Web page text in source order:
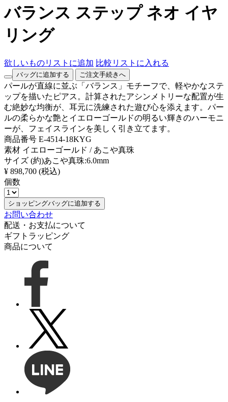
バランス ステップ ネオ イヤ
リング
欲しいものリストに追加 比較リストに入れる
バッグに追加する ご注文手続きへ
パールが直線に並ぶ「バランス」モチーフで、軽やかなステ
ップを描いたピアス。計算されたアシンメトリーな配置が生
む絶妙な均衡が、耳元に洗練された遊び心を添えます。パー
ルの柔らかな艶とイエローゴールドの明るい輝きのハーモニ
ーが、フェイスラインを美しく引き立てます。
商品番号 E-4514-18KYG
素材 イエローゴールド / あこや真珠
サイズ (約)あこや真珠:6.0mm
¥ 898,700 (税込)
個数
ショッピングバッグに追加する
お問い合わせ
配送・お支払について
ギフトラッピング
商品について